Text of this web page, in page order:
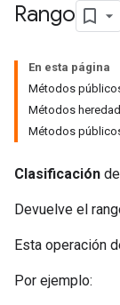
Rango
En esta página
Métodos
Métodos
Métodos
Clasificación
Devuelve el
Esta operación
Por ejemplo: